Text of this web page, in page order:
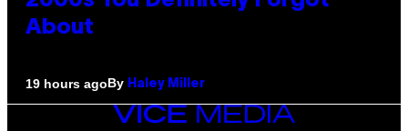
About
19 hours agoBy Haley Miller
VICE